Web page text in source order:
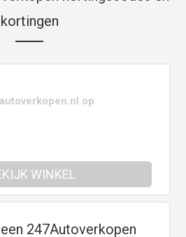
kortingen
op
WINKEL
247Autoverkopen